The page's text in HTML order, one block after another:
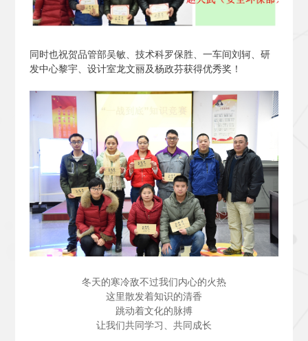
同时也祝贺品管部吴敏、技术科罗保胜、一车间刘轲、研
发中心黎宇、设计室龙文丽及杨政芬获得优秀奖！
冬天的寒冷敌不过我们内心的火热
这里散发着知识的清香
跳动着文化的脉搏
让我们共同学习、共同成长